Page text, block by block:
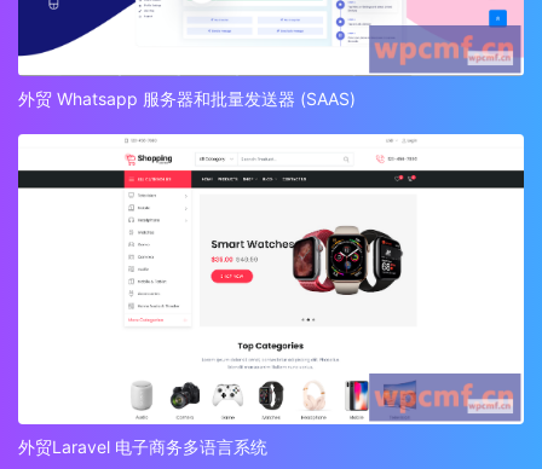
外贸 Whatsapp 服务器和批量发送器 (SAAS)
外贸Laravel 电子商务多语言系统